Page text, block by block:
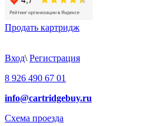
Продать картридж
Вход\ Регистрация
8 926 490 67 01
info@cartridgebuy.ru
Схема проезда